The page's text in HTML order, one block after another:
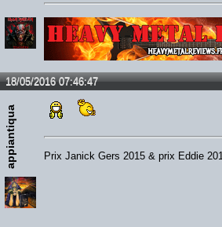
18/05/2016 07:46:47
appiantiqua Prix Janick Gers 2015 & prix Eddie